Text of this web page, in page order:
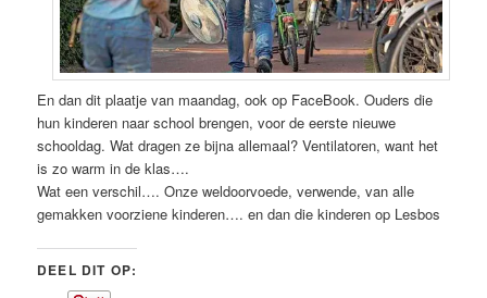
En dan dit plaatje van maandag, ook op FaceBook. Ouders die
hun kinderen naar school brengen, voor de eerste nieuwe
schooldag. Wat dragen ze bijna allemaal? Ventilatoren, want het
is zo warm in de klas….
Wat een verschil…. Onze weldoorvoede, verwende, van alle
gemakken voorziene kinderen…. en dan die kinderen op Lesbos
DEEL DIT OP: